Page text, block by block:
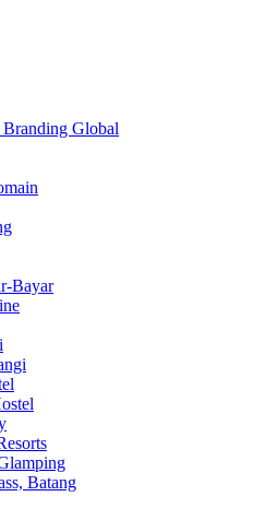
Global
Bayar
Batang